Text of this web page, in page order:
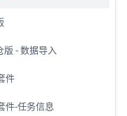
版 - 数据导入
件
件-任务信息